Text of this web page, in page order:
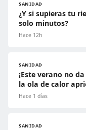
SANIDAD
¿Y si supieras tu
solo minutos?
Hace 12h
SANIDAD
¡Este verano no
la ola de calor
Hace 1 días
SANIDAD